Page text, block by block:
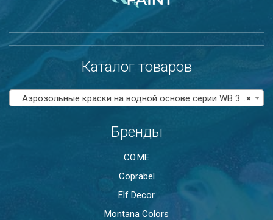
Каталог товаров
×
Аэрозольные краски на водной основе серии WB 300
Бренды
CO.ME
Coprabel
Elf Decor
Montana Colors